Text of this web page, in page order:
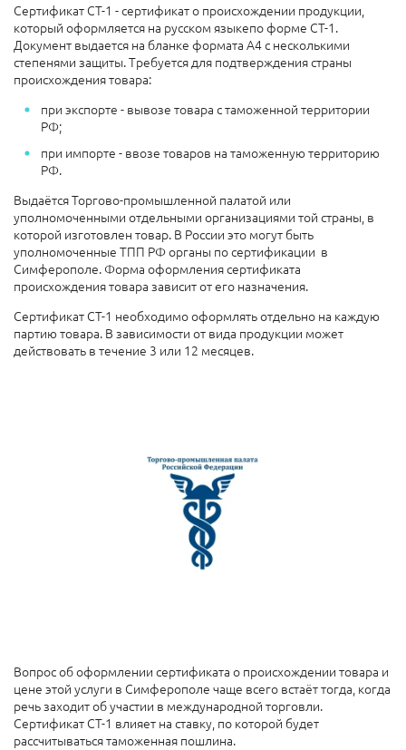
Сертификат СТ-1 - сертификат о происхождении продукции,
который оформляется на русском языкепо форме СТ-1.
Документ выдается на бланке формата А4 с несколькими
степенями защиты. Требуется для подтверждения страны
происхождения товара:
при экспорте - вывозе товара с таможенной территории
РФ;
при импорте - ввозе товаров на таможенную территорию
РФ.
Выдаётся Торгово-промышленной палатой или
уполномоченными отдельными организациями той страны, в
которой изготовлен товар. В России это могут быть
уполномоченные ТПП РФ органы по сертификации в
Симферополе. Форма оформления сертификата
происхождения товара зависит от его назначения.
Сертификат СТ-1 необходимо оформлять отдельно на каждую
партию товара. В зависимости от вида продукции может
действовать в течение 3 или 12 месяцев.
Вопрос об оформлении сертификата о происхождении товара и
цене этой услуги в Симферополе чаще всего встаёт тогда, когда
речь заходит об участии в международной торговли.
Сертификат СТ-1 влияет на ставку, по которой будет
рассчитываться таможенная пошлина.